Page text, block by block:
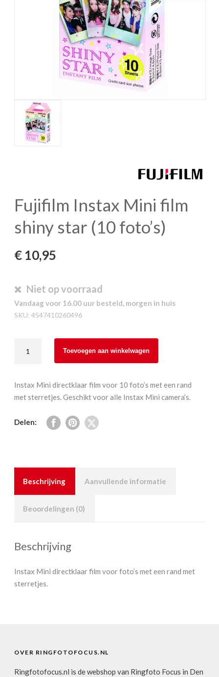
Fujifilm Instax Mini film
shiny star (10 foto’s)
€ 10,95
Niet op voorraad
Vandaag voor 16.00 uur besteld, morgen in huis
SKU: 4547410260496
Instax
film
shiny
Toevoegen aan winkelwagen
Instax Mini directklaar film voor 10 foto’s met een rand
met sterretjes. Geschikt voor alle Instax Mini camera’s.
Delen:
Beschrijving Aanvullende informatie
Beoordelingen (0)
Beschrijving
Instax Mini directklaar film voor foto’s met een rand met
sterretjes.
OVER RINGFOTOFOCUS.NL
Ringfotofocus.nl is de webshop van Ringfoto Focus in Den